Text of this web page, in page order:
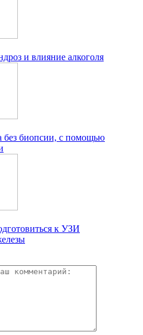
и влияние алкоголя
без биопсии, с помощью
к УЗИ